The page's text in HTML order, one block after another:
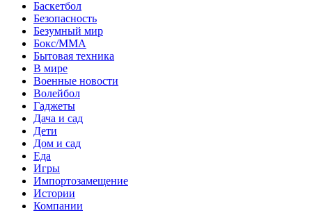
Баскетбол
Безопасность
Безумный мир
Бокс/MMA
Бытовая техника
В мире
Военные новости
Волейбол
Гаджеты
Дача и сад
Дети
Дом и сад
Еда
Игры
Импортозамещение
Истории
Компании